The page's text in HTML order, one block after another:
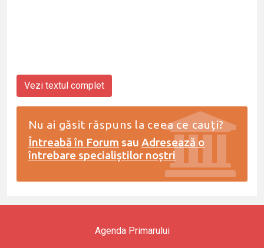
Vezi textul complet
Nu ai găsit răspuns la ceea ce cauți?
Întreabă în Forum sau Adresează o
întrebare specialiștilor noștri
Agenda Primarului